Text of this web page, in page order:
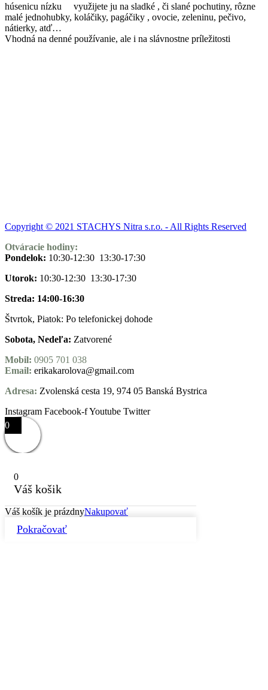
húsenicu nízku
využijete ju na sladké , či slané pochutiny, rôzne
malé jednohubky, koláčiky, pagáčiky , ovocie, zeleninu, pečivo,
nátierky, atď…
Vhodná na denné používanie, ale i na slávnostne príležitosti
Copyright © 2021 STACHYS Nitra s.r.o. - All Rights Reserved
Otváracie hodiny:
Pondelok: 10:30-12:30 13:30-17:30
Utorok: 10:30-12:30 13:30-17:30
Streda: 14:00-16:30
Štvrtok, Piatok: Po telefonickej dohode
Sobota, Nedeľa: Zatvorené
Mobil: 0905 701 038
Email: erikakarolova@gmail.com
Adresa: Zvolenská cesta 19, 974 05 Banská Bystrica
Instagram Facebook-fYoutube Twitter
0
0
Váš košik
Váš košík je prázdnyNakupovať
Pokračovať